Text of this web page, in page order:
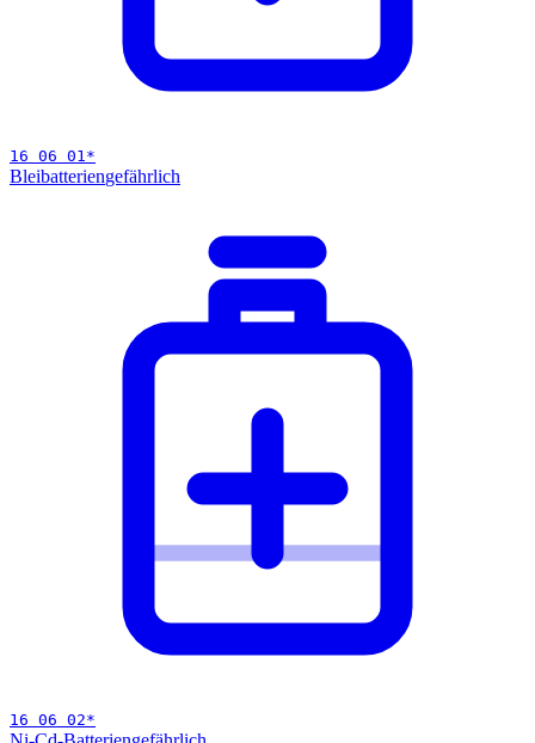
16 06 01*
Bleibatteriengefährlich
16 06 02*